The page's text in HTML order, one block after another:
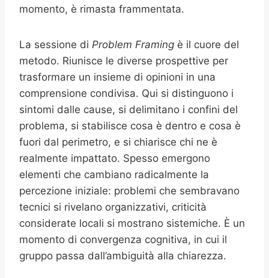
momento, è rimasta frammentata.
La sessione di Problem Framing è il cuore del
metodo. Riunisce le diverse prospettive per
trasformare un insieme di opinioni in una
comprensione condivisa. Qui si distinguono i
sintomi dalle cause, si delimitano i confini del
problema, si stabilisce cosa è dentro e cosa è
fuori dal perimetro, e si chiarisce chi ne è
realmente impattato. Spesso emergono
elementi che cambiano radicalmente la
percezione iniziale: problemi che sembravano
tecnici si rivelano organizzativi, criticità
considerate locali si mostrano sistemiche. È un
momento di convergenza cognitiva, in cui il
gruppo passa dall’ambiguità alla chiarezza.